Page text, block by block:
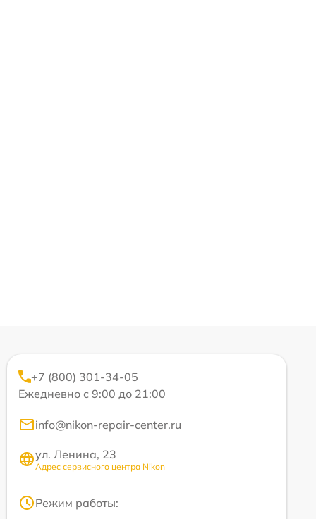
+7 (800) 301-34-05
Ежедневно с 9:00 до 21:00
info@nikon-repair-center.ru
ул. Ленина, 23
Адрес сервисного центра Nikon
Режим работы: